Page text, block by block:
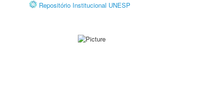
Repositório Institucional UNESP